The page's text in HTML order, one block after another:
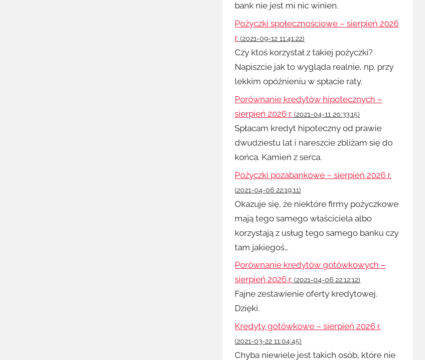
bank nie jest mi nic winien.
Pożyczki społecznościowe – sierpień 2026
r. (2021-09-12 11:41:22)
Czy ktoś korzystał z takiej pożyczki?
Napiszcie jak to wygląda realnie, np. przy
lekkim opóźnieniu w spłacie raty.
Porównanie kredytów hipotecznych –
sierpień 2026 r. (2021-04-11 20:33:15)
Spłacam kredyt hipoteczny od prawie
dwudziestu lat i nareszcie zbliżam się do
końca. Kamień z serca.
Pożyczki pozabankowe – sierpień 2026 r.
(2021-04-06 22:19:11)
Okazuje się, że niektóre firmy pożyczkowe
mają tego samego właściciela albo
korzystają z usług tego samego banku czy
tam jakiegoś…
Porównanie kredytów gotówkowych –
sierpień 2026 r. (2021-04-06 22:12:12)
Fajne zestawienie oferty kredytowej.
Dzięki.
Kredyty gotówkowe – sierpień 2026 r.
(2021-03-22 11:04:45)
Chyba niewiele jest takich osób, które nie